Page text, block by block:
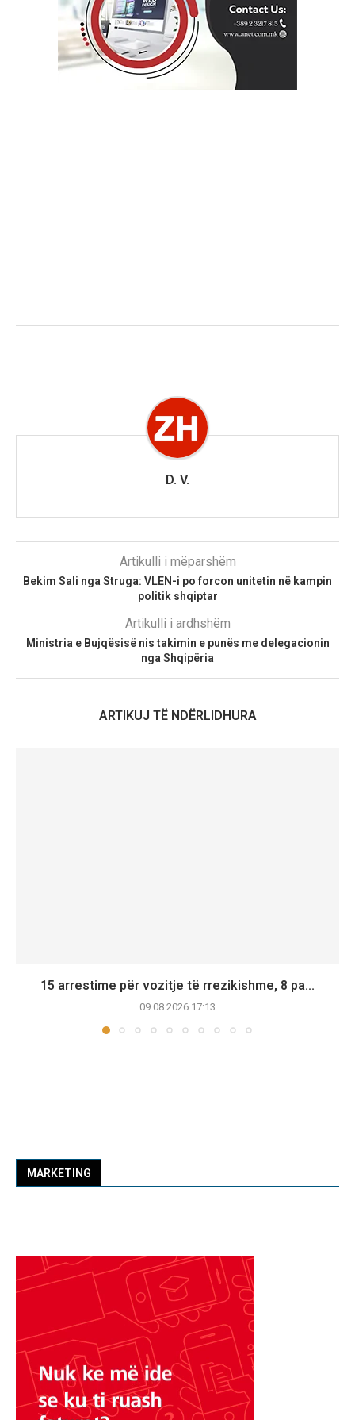
D. V.
Artikulli i mëparshëm
Bekim Sali nga Struga: VLEN-i po forcon unitetin në kampin
politik shqiptar
Artikulli i ardhshëm
Ministria e Bujqësisë nis takimin e punës me delegacionin
nga Shqipëria
ARTIKUJ TË NDËRLIDHURA
15 arrestime për vozitje të rrezikishme, 8 pa...
09.08.2026 17:13
MARKETING